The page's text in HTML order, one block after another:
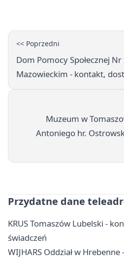
<< Poprzedni
Dom Pomocy Społecznej
Mazowieckim - kontakt,
Muzeum w
Antoniego hr.
Przydatne dane
KRUS Tomaszów Lubelski -
świadczeń
WIJHARS Oddział w